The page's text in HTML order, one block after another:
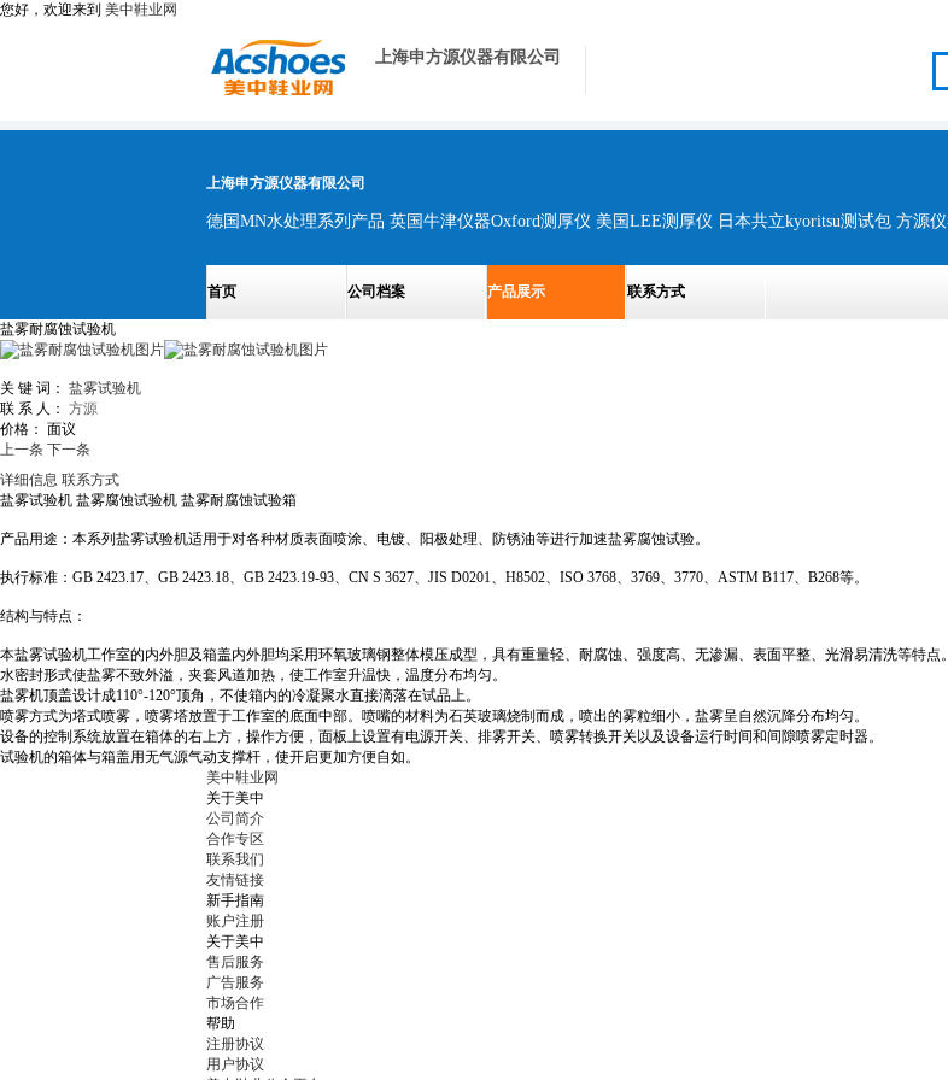
您好，欢迎来到 美中鞋业网
上海申方源仪器有限公司
上海申方源仪器有限公司
首页 公司档案 产品展示 联系方式
盐雾耐腐蚀试验机
关 键 词： 盐雾试验机
联 系 人： 方源
价格： 面议
上一条 下一条
详细信息 联系方式
盐雾试验机 盐雾腐蚀试验机 盐雾耐腐蚀试验箱
产品用途：本系列盐雾试验机适用于对各种材质表面喷涂、电镀、阳极处理、防锈油等进行加速盐雾腐蚀试验。
执行标准：GB 2423.17、GB 2423.18、GB 2423.19-93、CN S 3627、JIS D0201、H8502、ISO 3768、3769、3770、ASTM B117、B268等。
结构与特点：
本盐雾试验机工作室的内外胆及箱盖内外胆均采用环氧玻璃钢整体模压成型，具有重量轻、耐腐蚀、强度高、无渗漏、表面平整、光滑易清洗等特点。
水密封形式使盐雾不致外溢，夹套风道加热，使工作室升温快，温度分布均匀。
盐雾机顶盖设计成110°-120°顶角，不使箱内的冷凝聚水直接滴落在试品上。
喷雾方式为塔式喷雾，喷雾塔放置于工作室的底面中部。喷嘴的材料为石英玻璃烧制而成，喷出的雾粒细小，盐雾呈自然沉降分布均匀。
设备的控制系统放置在箱体的右上方，操作方便，面板上设置有电源开关、排雾开关、喷雾转换开关以及设备运行时间和间隙喷雾定时器。
试验机的箱体与箱盖用无气源气动支撑杆，使开启更加方便自如。
美中鞋业网
关于美中
公司简介
合作专区
联系我们
友情链接
新手指南
账户注册
关于美中
售后服务
广告服务
市场合作
帮助
注册协议
用户协议